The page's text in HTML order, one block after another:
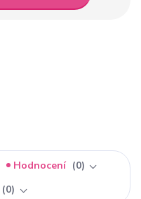
Hodnocení
0
0